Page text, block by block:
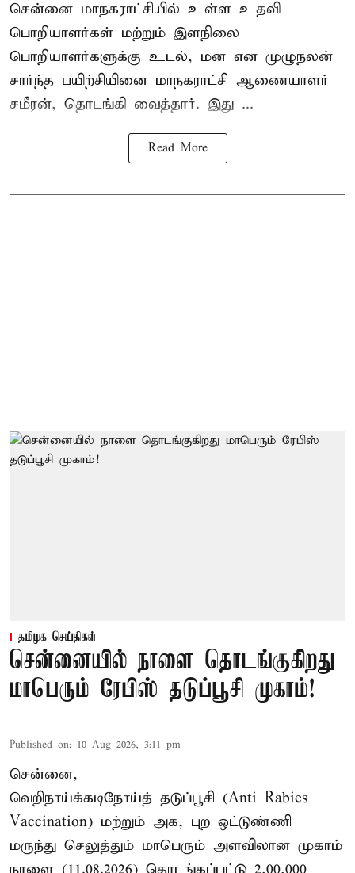
சென்னை மாநகராட்சியில் உள்ள உதவி
பொறியாளர்கள் மற்றும் இளநிலை
பொறியாளர்களுக்கு உடல், மன என முழுநலன்
சார்ந்த பயிற்சியினை மாநகராட்சி ஆணையாளர்
சமீரன், தொடங்கி வைத்தார். இது ...
Read More
தமிழக செய்திகள்
சென்னையில் நாளை தொடங்குகிறது
மாபெரும் ரேபிஸ் தடுப்பூசி முகாம்!
Published on: 10 Aug 2026, 3:11 pm
சென்னை,
வெறிநாய்க்கடிநோய்த் தடுப்பூசி (Anti Rabies
Vaccination) மற்றும் அக, புற ஒட்டுண்ணி
மருந்து செலுத்தும் மாபெரும் அளவிலான முகாம்
நாளை (11.08.2026) தொடங்கப்பட்டு 2,00,000